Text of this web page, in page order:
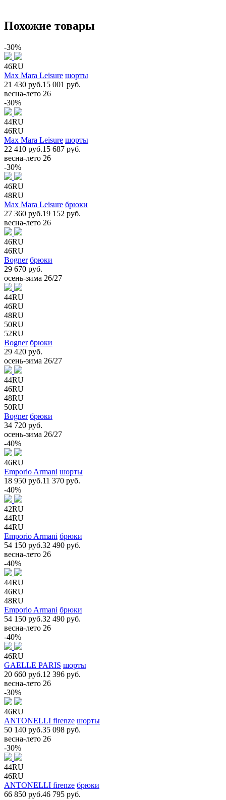
Похожие товары
-30%
46RU
Max Mara Leisure шорты
21 430 руб.15 001 руб.
весна-лето 26
-30%
44RU
46RU
Max Mara Leisure шорты
22 410 руб.15 687 руб.
весна-лето 26
-30%
46RU
48RU
Max Mara Leisure брюки
27 360 руб.19 152 руб.
весна-лето 26
46RU
46RU
Bogner брюки
29 670 руб.
осень-зима 26/27
44RU
46RU
48RU
50RU
52RU
Bogner брюки
29 420 руб.
осень-зима 26/27
44RU
46RU
48RU
50RU
Bogner брюки
34 720 руб.
осень-зима 26/27
-40%
46RU
Emporio Armani шорты
18 950 руб.11 370 руб.
-40%
42RU
44RU
44RU
Emporio Armani брюки
54 150 руб.32 490 руб.
весна-лето 26
-40%
44RU
46RU
48RU
Emporio Armani брюки
54 150 руб.32 490 руб.
весна-лето 26
-40%
46RU
GAELLE PARIS шорты
20 660 руб.12 396 руб.
весна-лето 26
-30%
46RU
ANTONELLI firenze шорты
50 140 руб.35 098 руб.
весна-лето 26
-30%
44RU
46RU
ANTONELLI firenze брюки
66 850 руб.46 795 руб.